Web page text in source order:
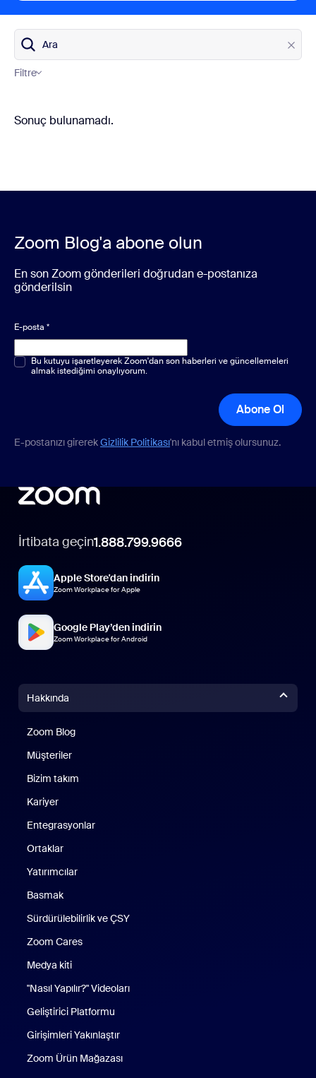
Ara
Filtre
Sonuç bulunamadı.
Zoom Blog'a abone olun
En son Zoom gönderileri doğrudan e-postanıza
gönderilsin
E-posta *
Çoktan seçmeli veya tek seçenekli*
Bu kutuyu işaretleyerek Zoom'dan son haberleri ve güncellemeleri
almak istediğimi onaylıyorum.
Abone Ol
E-postanızı girerekGizlilik Politikası'nı kabul etmiş olursunuz.
İrtibata geçin1.888.799.9666
Apple Store'dan indirin
Zoom Workplace for Apple
Google Play’den indirin
Zoom Workplace for Android
Hakkında
Zoom Blog
Müşteriler
Bizim takım
Kariyer
Entegrasyonlar
Ortaklar
Yatırımcılar
Basmak
Sürdürülebilirlik ve ÇSY
Zoom Cares
Medya kiti
"Nasıl Yapılır?" Videoları
Geliştirici Platformu
Girişimleri Yakınlaştır
Zoom Ürün Mağazası